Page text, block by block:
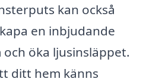
kan också
en inbjudande
öka ljusinsläppet.
ditt hem känns